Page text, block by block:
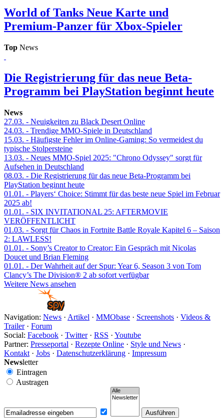
World of Tanks Neue Karte und
Premium-Panzer für Xbox-Spieler
Top News
Die Registrierung für das neue Beta-
Programm bei PlayStation beginnt heute
News
27.03. - Neuigkeiten zu Black Desert Online
24.03. - Trendige MMO-Spiele in Deutschland
15.03. - Häufigste Fehler im Online-Gaming: So vermeidest du
typische Stolpersteine
13.03. - Neues MMO-Spiel 2025: "Chrono Odyssey" sorgt für
Aufsehen in Deutschland
08.03. - Die Registrierung für das neue Beta-Programm bei
PlayStation beginnt heute
01.01. - Players‘ Choice: Stimmt für das beste neue Spiel im Februar
2025 ab!
01.01. - SIX INVITATIONAL 25: AFTERMOVIE
VERÖFFENTLICHT
01.03. - Sorgt für Chaos in Fortnite Battle Royale Kapitel 6 – Saison
2: LAWLESS!
01.01. - Sony’s Creator to Creator: Ein Gespräch mit Nicolas
Doucet und Brian Fleming
01.01. - Der Wahrheit auf der Spur: Year 6, Season 3 von Tom
Clancy’s The Division® 2 ab sofort verfügbar
Weitere News ansehen
Navigation: News · Artikel · MMObase · Screenshots · Videos &
Trailer· Forum
Social: Facebook · Twitter· RSS · Youtube
Partner: Presseportal · Rezepte Online · Style und News ·
Kontakt · Jobs · Datenschutzerklärung · Impressum
Newsletter
Eintragen
Austragen